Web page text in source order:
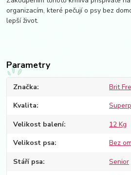
organizacím, které pečují o psy bez
lepší život.
Parametry
Značka Brit
Kvalita
Velikost balení 12 Kg
Velikost psa Bez
Stáří psa Senior